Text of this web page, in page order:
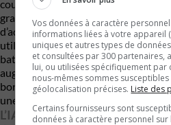
courantes actuellement sur le
grande échelle demeurent
d’adapter l’algorithme aux
utilisées dans l’industrie, sans
batteries solides. Car plus les
augmentent, plus la gestion
borne mégawatt dans un climat
une chaleur écrasante ne produit
L’IA DEVIENT LE NOUVEAU
Vos données à caractère
informations liées à votre appareil
uniques et autres types de
et consultées par 300 partenaires,
lui, ou utilisées spécifiquement par
nous-mêmes sommes
géolocalisation précises. Liste des
Certains fournisseurs sont
données à caractère personnel